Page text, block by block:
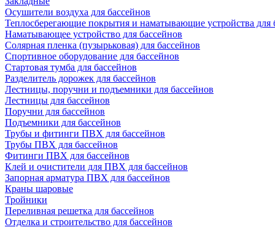
Осушители воздуха для бассейнов
Теплосберегающие покрытия и наматывающие устройства для
Наматывающее устройство для бассейнов
Солярная пленка (пузырьковая) для бассейнов
Спортивное оборудование для бассейнов
Стартовая тумба для бассейнов
Разделитель дорожек для бассейнов
Лестницы, поручни и подъемники для бассейнов
Лестницы для бассейнов
Поручни для бассейнов
Подъемники для бассейнов
Трубы и фитинги ПВХ для бассейнов
Трубы ПВХ для бассейнов
Фитинги ПВХ для бассейнов
Клей и очистители для ПВХ для бассейнов
Запорная арматура ПВХ для бассейнов
Краны шаровые
Тройники
Переливная решетка для бассейнов
Отделка и строительство для бассейнов